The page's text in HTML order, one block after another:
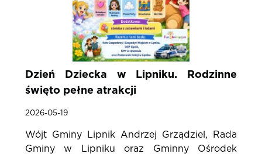
Dzień Dziecka w Lipniku. Rodzinne
święto pełne atrakcji
2026-05-19
Wójt Gminy Lipnik Andrzej Grządziel, Rada
Gminy w Lipniku oraz Gminny Ośrodek